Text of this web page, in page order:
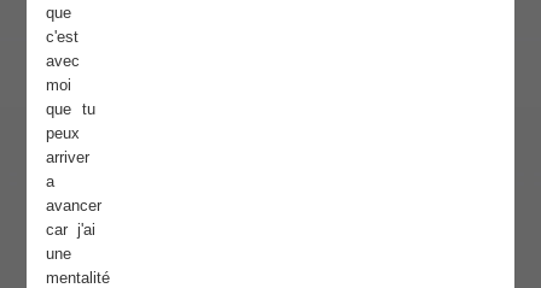
que
c'est
avec
moi
que tu
peux
arriver
a
avancer
car j'ai
une
mentalité